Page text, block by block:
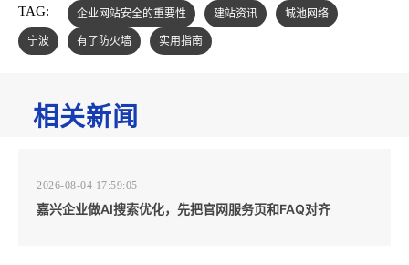
TAG: 企业网站安全的重要性 建站资讯
城池网络
宁波
有了防火墙 实用指南
相关新闻
2026-08-04 17:59:05
嘉兴企业做AI搜索优化，先把官网服务页和FAQ对齐